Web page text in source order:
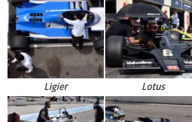
Ligier Lotus